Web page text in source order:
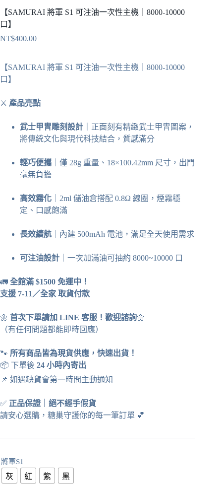
【SAMURAI 將軍 S1 可注油一次性主機｜8000-10000
口】
NT$400.00
【SAMURAI 將軍 S1 可注油一次性主機｜8000-10000
口】
⚔ 產品亮點
武士甲冑雕刻設計 ｜正面刻有精緻武士甲冑圖案，
將傳統文化與現代科技結合，質感滿分
輕巧便攜 ｜僅 28g 重量、18×100.42mm 尺寸，出門
毫無負擔
高效霧化 ｜2ml 儲油倉搭配 0.8Ω 線圈，煙霧穩
定、口感飽滿
長效續航 ｜內建 500mAh 電池，滿足全天使用需求
可注油設計 ｜一次加滿油可抽約 8000~10000 口
🚛 全館滿 $1500 免運中！
支援 7-11／全家 取貨付款
🌼 首次下單請加 LINE 客服！歡迎諮詢🌼
（有任何問題都能即時回應）
🐾 所有商品皆為現貨供應，快速出貨！
📦 下單後 24 小時內寄出
📌 如遇缺貨會第一時間主動通知
✅ 正品保證
絕不經手假貨
請安心選購，糖巢守護你的每一筆訂單 💕
將軍S1
灰 紅 紫 黑